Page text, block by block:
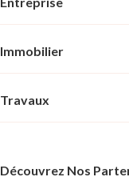
Immobilier
Travaux
Découvrez Nos